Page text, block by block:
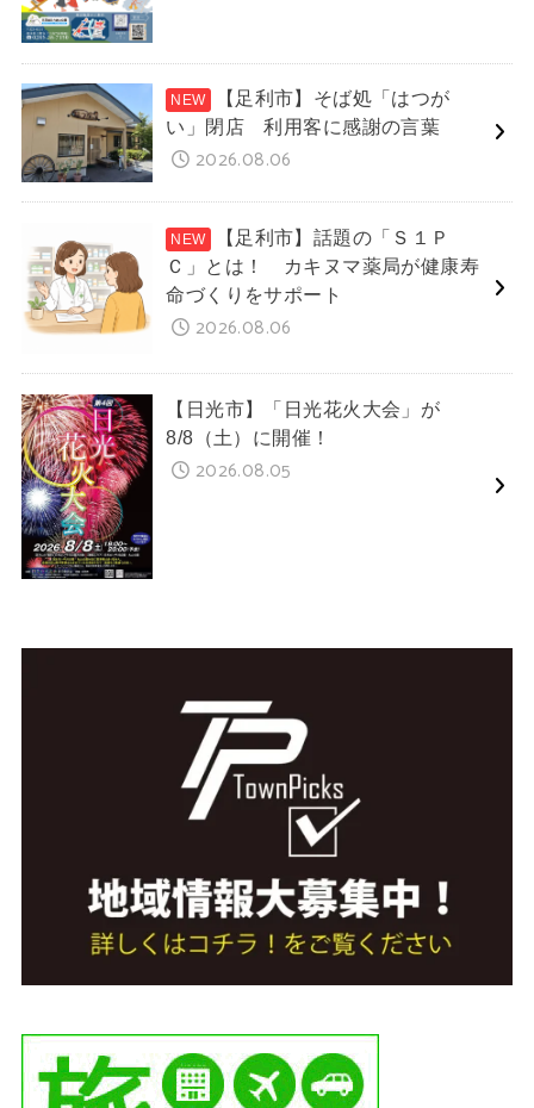
【足利市】そば処「はつが
い」閉店 利用客に感謝の言葉
2026.08.06
【足利市】話題の「Ｓ１Ｐ
Ｃ」とは！ カキヌマ薬局が健康寿
命づくりをサポート
2026.08.06
【日光市】「日光花火大会」が
8/8（土）に開催！
2026.08.05